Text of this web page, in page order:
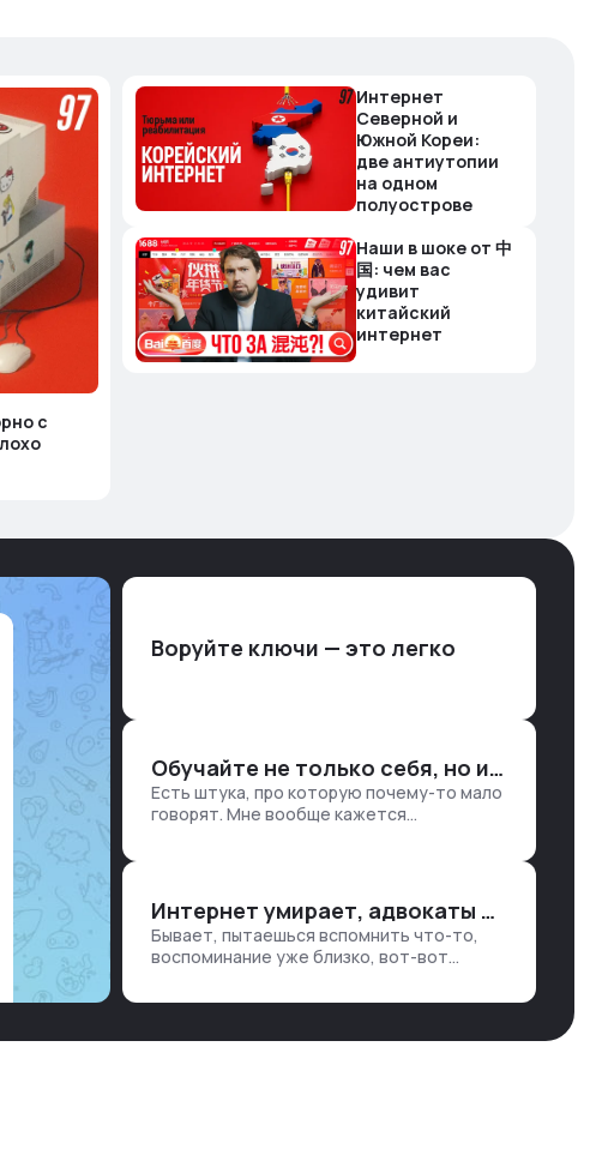
с
Интернет
Северной и
Южной Кореи:
две антиутопии
на одном
полуострове
Наши в шоке от 中
国: чем вас
удивит
китайский
интернет
Воруйте ключи — это легко
Обучайте не только себя, но и клиентов
Есть штука, про которую почему-то мало
говорят. Мне вообще кажется
е…
Интернет умирает, адвокаты и судьи в растерянности, а я хочу песню
Бывает, пытаешься вспомнить что-то,
воспоминание уже близко, вот-вот
но… Нет. И так часами. Или днями. А то и